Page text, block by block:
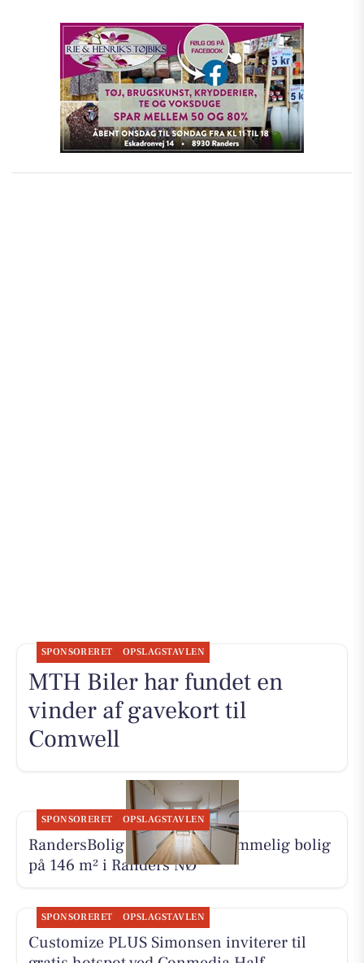
SPONSORERET OPSLAGSTAVLEN
MTH Biler har fundet en
vinder af gavekort til
Comwell
SPONSORERET OPSLAGSTAVLEN
RandersBolig præsenterer rummelig bolig
på 146 m² i Randers NØ
SPONSORERET OPSLAGSTAVLEN
Customize PLUS Simonsen inviterer til